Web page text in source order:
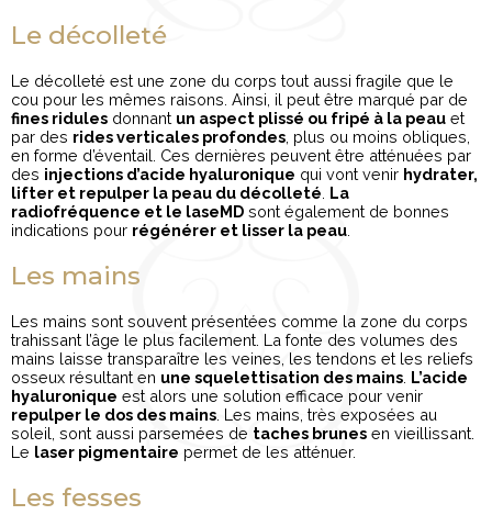
Le décolleté
Le décolleté est une zone du corps tout aussi fragile que le
cou pour les mêmes raisons. Ainsi, il peut être marqué par de
fines ridules donnant un aspect plissé ou fripé à la peau et
par des rides verticales profondes , plus ou moins obliques,
en forme d’éventail. Ces dernières peuvent être atténuées par
des injections d’acide hyaluronique qui vont venir hydrater,
lifter et repulper la peau du décolleté La
radiofréquence et le laseMD sont également de bonnes
indications pour régénérer et lisser la peau
Les mains
Les mains sont souvent présentées comme la zone du corps
trahissant l’âge le plus facilement. La fonte des volumes des
mains laisse transparaître les veines, les tendons et les reliefs
osseux résultant en une squelettisation des mains L’acide
hyaluronique est alors une solution efficace pour venir
repulper le dos des mains . Les mains, très exposées au
soleil, sont aussi parsemées de taches brunes en vieillissant.
Le laser pigmentaire permet de les atténuer.
Les fesses